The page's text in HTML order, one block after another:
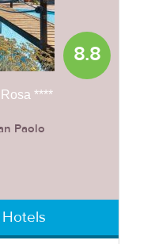
8.8
****
Paolo